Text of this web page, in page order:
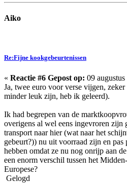
Aiko
Re:Fijne kookgebeurtenissen
« Reactie #6 Gepost op: 09
Ja, twee euro voor verse vijgen,
minder leuk zijn, heb ik geleerd).
Ik had begrepen van de
overigens al wel eens ingevroren zijn
transport naar hier (wat naar het
gebeurt?)) nu uit voorraad zijn en pas
hebben omdat ze nu nog onrijp aan
een enorm verschil tussen het
Europese?
Gelogd